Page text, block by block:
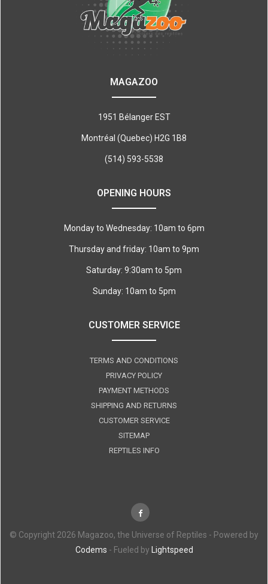
MAGAZOO
1951 Bélanger EST
Montréal (Quebec) H2G 1B8
(514) 593-5538
OPENING HOURS
Monday to Wednesday: 10am to 6pm
Thursday and friday: 10am to 9pm
Saturday: 9:30am to 5pm
Sunday: 10am to 5pm
CUSTOMER SERVICE
TERMS AND CONDITIONS
PRIVACY POLICY
PAYMENT METHODS
SHIPPING AND RETURNS
CUSTOMER SERVICE
SITEMAP
REPTILES INFO
© Copyright 2026 Magazoo, the Universe of Reptiles - Powered by
Codems - Fueled by Lightspeed